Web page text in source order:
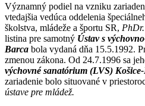
Významný podiel na vzniku
vtedajšia vedúca oddelenia
školstva, mládeže a športu SR,
listina pre samotný Ústav s
Barca bola vydaná dňa 15.5.1992.
zmenou zákona. Od 24.7.1996 sa
výchovné sanatórium (LVS)
zariadenie bolo situované v
ústave pre mládež.